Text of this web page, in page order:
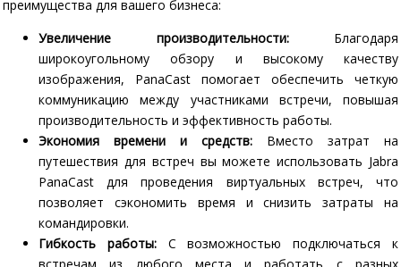
преимущества для вашего бизнеса:
Увеличение производительности:Благодаря
широкоугольному обзору и высокому качеству
изображения, PanaCast помогает обеспечить четкую
коммуникацию между участниками встречи, повышая
производительность и эффективность работы.
Экономия времени и средств: Вместо затрат на
путешествия для встреч вы можете использовать Jabra
PanaCast для проведения виртуальных встреч, что
позволяет сэкономить время и снизить затраты на
командировки.
Гибкость работы:С возможностью подключаться к